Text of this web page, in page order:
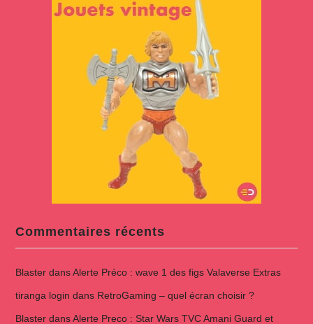
Commentaires récents
BlasterdansAlerte Préco : wave 1 des figs Valaverse Extras
tiranga login dans RetroGaming – quel écran choisir ?
BlasterdansAlerte Preco : Star Wars TVC Amani Guard et